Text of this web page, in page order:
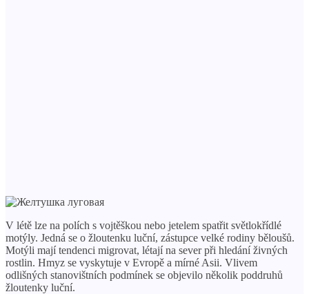
V létě lze na polích s vojtěškou nebo jetelem spatřit světlokřídlé
motýly. Jedná se o žloutenku luční, zástupce velké rodiny běloušů.
Motýli mají tendenci migrovat, létají na sever při hledání živných
rostlin. Hmyz se vyskytuje v Evropě a mírné Asii. Vlivem
odlišných stanovištních podmínek se objevilo několik poddruhů
žloutenky luční.